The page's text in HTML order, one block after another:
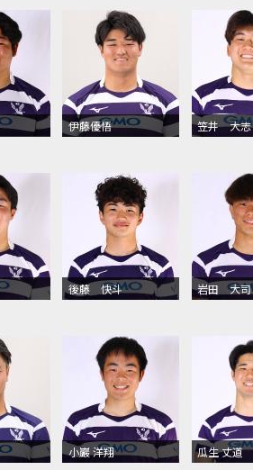
伊藤優悟 笠井 大志
後藤 快斗 岩田 大司
小巖 洋翔 瓜生 丈道